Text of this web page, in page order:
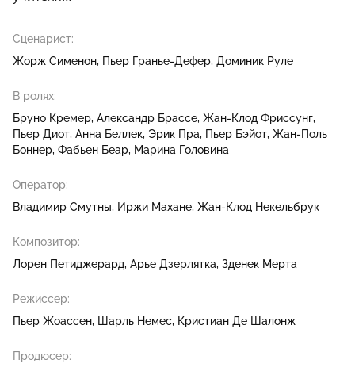
Сценарист:
Жорж Сименон Пьер Гранье-Дефер Доминик Руле
В ролях:
Бруно Кремер Александр Брассе Жан-Клод Фриссунг
Пьер Диот Анна Беллек Эрик Пра Пьер Бэйот Жан-Поль
Боннер Фабьен Беар Марина Головина
Оператор:
Владимир Смутны
Иржи Махане Жан-Клод Некельбрук
Композитор:
Лорен Петиджерард Арье Дзерлятка Зденек Мерта
Режиссер:
Пьер Жоассен
Шарль Немес Кристиан Де Шалонж
Продюсер: